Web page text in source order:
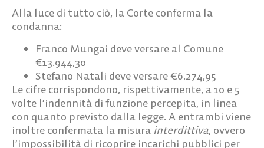
Alla luce di tutto ciò, la Corte conferma la
condanna:
Franco Mungai deve versare al Comune
€13.944,30
Stefano Natali deve versare €6.274,95
Le cifre corrispondono, rispettivamente, a 10 e 5
volte l’indennità di funzione percepita, in linea
con quanto previsto dalla legge. A entrambi viene
inoltre confermata la misura interdittiva, ovvero
l’impossibilità di ricoprire incarichi pubblici per